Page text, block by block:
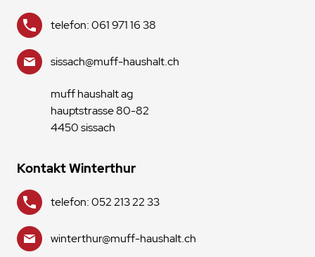
telefon: 061 971 16 38
sissach@muff-haushalt.ch
muff haushalt ag
hauptstrasse 80-82
4450 sissach
Kontakt Winterthur
telefon: 052 213 22 33
winterthur@muff-haushalt.ch